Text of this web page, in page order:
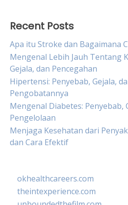
Recent Posts
Apa itu Stroke dan Bagaimana
Mengenal Lebih Jauh Tentang
Gejala, dan Pencegahan
Hipertensi: Penyebab, Gejala,
Pengobatannya
Mengenal Diabetes: Penyebab,
Pengelolaan
Menjaga Kesehatan dari
dan Cara Efektif
okhealthcareers.com
theintexperience.com